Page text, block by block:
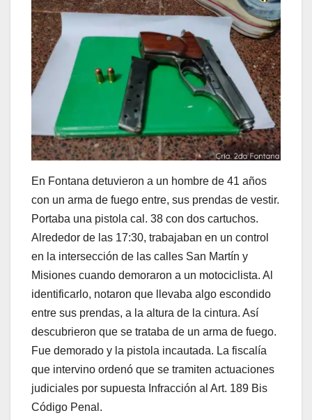
En Fontana detuvieron a un hombre de 41 años
con un arma de fuego entre, sus prendas de vestir.
Portaba una pistola cal. 38 con dos cartuchos.
Alrededor de las 17:30, trabajaban en un control
en la intersección de las calles San Martín y
Misiones cuando demoraron a un motociclista. Al
identificarlo, notaron que llevaba algo escondido
entre sus prendas, a la altura de la cintura. Así
descubrieron que se trataba de un arma de fuego.
Fue demorado y la pistola incautada. La fiscalía
que intervino ordenó que se tramiten actuaciones
judiciales por supuesta Infracción al Art. 189 Bis
Código Penal.